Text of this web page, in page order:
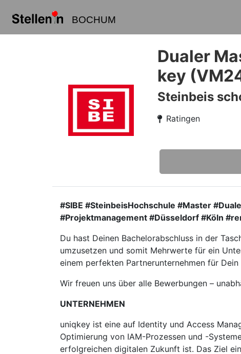
BOCHUM
Dualer
key
Steinbeis
Ratingen
#SIBE #SteinbeisHochschule #Master
#Projektmanagement #Düsseldorf #Köln
Du hast Deinen Bachelorabschluss in der
umzusetzen und somit Mehrwerte für ein
einem perfekten Partnerunternehmen für
Wir freuen uns über alle Bewerbungen –
UNTERNEHMEN
uniqkey ist eine auf Identity und Access
Optimierung von IAM-Prozessen und -
erfolgreichen digitalen Zukunft ist. Das Ziel